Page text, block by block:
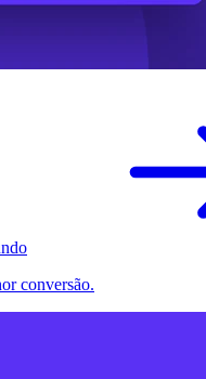
conversão.